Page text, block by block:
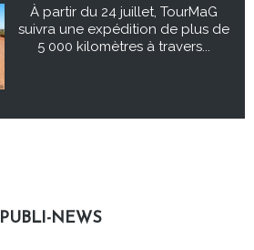
À partir du 24 juillet, TourMaG
suivra une expédition de plus de
5 000 kilomètres à travers...
PUBLI-NEWS